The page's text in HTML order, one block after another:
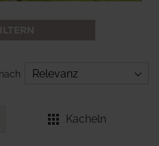
Kacheln